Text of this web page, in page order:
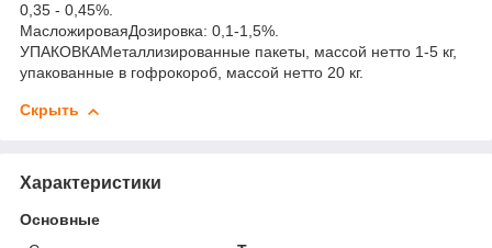
0,35 - 0,45%.
МасложироваяДозировка: 0,1-1,5%.
УПАКОВКАМеталлизированные пакеты, массой нетто 1-5 кг,
упакованные в гофрокороб, массой нетто 20 кг.
Скрыть
Характеристики
Основные